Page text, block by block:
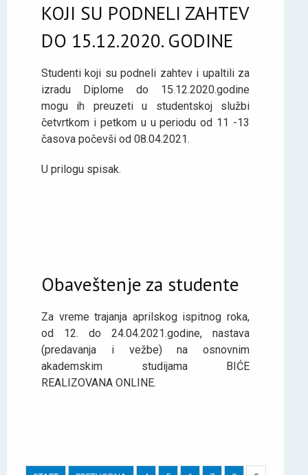
KOJI SU PODNELI ZAHTEV
DO 15.12.2020. GODINE
Studenti koji su podneli zahtev i upaltili za
izradu Diplome do 15.12.2020.godine
mogu ih preuzeti u studentskoj službi
četvrtkom i petkom u u periodu od 11 -13
časova počevši od 08.04.2021.
U prilogu spisak.
Obaveštenje za studente
Za vreme trajanja aprilskog ispitnog roka,
od 12. do 24.04.2021.godine, nastava
(predavanja i vežbe) na osnovnim
akademskim studijama BIĆE
REALIZOVANA ONLINE.